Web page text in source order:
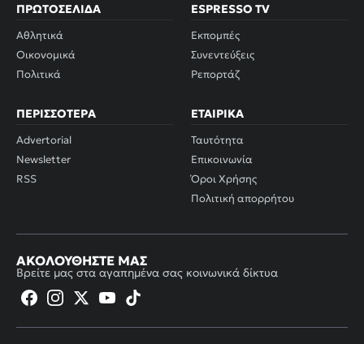
ΠΡΩΤΟΣΈΛΙΔΑ
Αθλητικά
Οικονομικά
Πολιτικά
ESPRESSO TV
Εκπομπές
Συνεντεύξεις
Ρεπορτάζ
ΠΕΡΙΣΣΌΤΕΡΑ
Advertorial
Newsletter
RSS
ΕΤΑΙΡΙΚΆ
Ταυτότητα
Επικοινωνία
Όροι Χρήσης
Πολιτική απορρήτου
ΑΚΟΛΟΥΘΉΣΤΕ ΜΑΣ
Βρείτε μας στα αγαπημένα σας κοινωνικά δίκτυα